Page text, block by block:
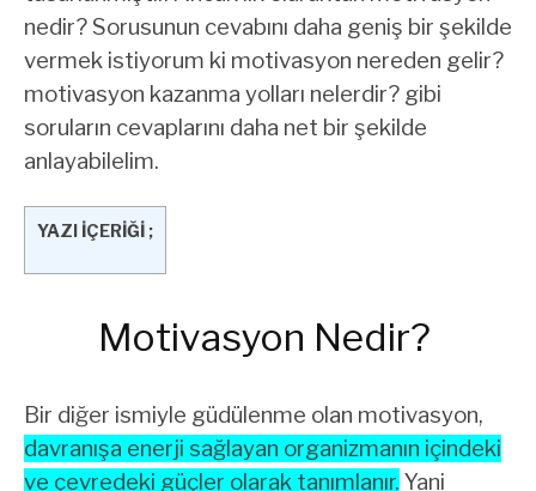
nedir? Sorusunun cevabını daha geniş bir şekilde
vermek istiyorum ki motivasyon nereden gelir?
motivasyon kazanma yolları nelerdir? gibi
soruların cevaplarını daha net bir şekilde
anlayabilelim.
YAZI İÇERİĞİ ;
Motivasyon Nedir?
Bir diğer ismiyle güdülenme olan motivasyon,
davranışa enerji sağlayan organizmanın içindeki
ve çevredeki güçler olarak tanımlanır. Yani